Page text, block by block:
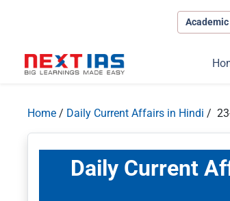
Home / Daily Current Affairs in Hindi /
Daily Current